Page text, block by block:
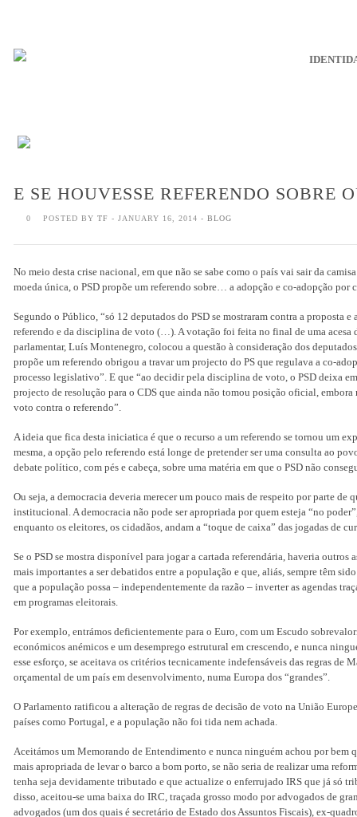
E SE HOUVESSE REFERENDO SOBRE
0 POSTED BY TF - JANUARY 16, 2014 - BLOG
No meio desta crise nacional, em que não se sabe como o país vai sair da
moeda única, o PSD propõe um referendo sobre… a adopção e co-adopção por
Segundo o Público, “só 12 deputados do PSD se mostraram contra a proposta
referendo e da disciplina de voto (…). A votação foi feita no final de uma acesa
parlamentar, Luís Montenegro, colocou a questão à consideração dos
propõe um referendo obrigou a travar um projecto do PS que regulava a co-
processo legislativo”. E que “ao decidir pela disciplina de voto, o PSD deixa
projecto de resolução para o CDS que ainda não tomou posição oficial,
voto contra o referendo”.
A ideia que fica desta iniciatica é que o recurso a um referendo se tornou um
mesma, a opção pelo referendo está longe de pretender ser uma consulta ao
debate político, com pés e cabeça, sobre uma matéria em que o PSD não
Ou seja, a democracia deveria merecer um pouco mais de respeito por parte de
institucional. A democracia não pode ser apropriada por quem esteja “no
enquanto os eleitores, os cidadãos, andam a “toque de caixa” das jogadas de
Se o PSD se mostra disponível para jogar a cartada referendária, haveria outros
mais importantes a ser debatidos entre a população e que, aliás, sempre têm
que a população possa – independentemente da razão – inverter as agendas
em programas eleitorais.
Por exemplo, entrámos deficientemente para o Euro, com um Escudo
económicos anémicos e um desemprego estrutural em crescendo, e nunca
esse esforço, se aceitava os critérios tecnicamente indefensáveis das regras de
orçamental de um país em desenvolvimento, numa Europa dos “grandes”.
O Parlamento ratificou a alteração de regras de decisão de voto na União
países como Portugal, e a população não foi tida nem achada.
Aceitámos um Memorando de Entendimento e nunca ninguém achou por bem
mais apropriada de levar o barco a bom porto, se não seria de realizar uma
tenha seja devidamente tributado e que actualize o enferrujado IRS que já só
disso, aceitou-se uma baixa do IRC, traçada grosso modo por advogados de
advogados (um dos quais é secretário de Estado dos Assuntos Fiscais), ex-